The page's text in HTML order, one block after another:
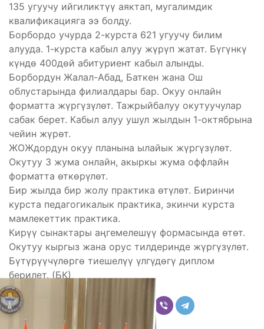
135 угуучу ийгиликтүү аяктап, мугалимдик
квалификацияга ээ болду.
Борбордо учурда 2-курста 621 угуучу билим
алууда. 1-курста кабыл алуу жүрүп жатат. Бүгүнкү
күндө 400дөй абитуриент кабыл алынды.
Борбордун Жалал-Абад, Баткен жана Ош
облустарында филиалдары бар. Окуу онлайн
форматта жүргүзүлөт. Тажрыйбалуу окутуучулар
сабак берет. Кабыл алуу ушул жылдын 1-октябрына
чейин жүрөт.
ЖОЖдордун окуу планына ылайык жүргүзүлөт.
Окутуу 3 жума онлайн, акыркы жума оффлайн
форматта өткөрүлөт.
Бир жылда бир жолу практика өтүлөт. Биринчи
курста педагогикалык практика, экинчи курста
мамлекеттик практика.
Кирүү сынактары аңгемелешүү формасында өтөт.
Окутуу кыргыз жана орус тилдеринде жүргүзүлөт.
Бүтүрүүчүлөргө тиешелүү үлгүдөгү диплом
берилет. (БК)